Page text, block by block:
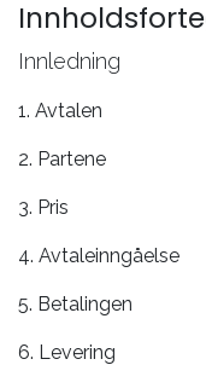
Innledning
1. Avtalen
2. Partene
3. Pris
4. Avtaleinngåelse
5. Betalingen
6. Levering